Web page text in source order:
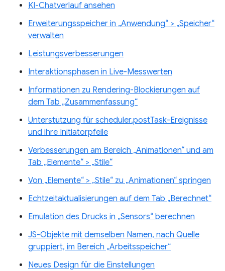
KI-Chatverlauf ansehen
Erweiterungsspeicher in „Anwendung“ > „Speicher“
verwalten
Leistungsverbesserungen
Interaktionsphasen in Live-Messwerten
Informationen zu Rendering-Blockierungen auf
dem Tab „Zusammenfassung“
Unterstützung für scheduler.postTask-Ereignisse
und ihre Initiatorpfeile
Verbesserungen am Bereich „Animationen“ und am
Tab „Elemente“ > „Stile“
Von „Elemente“ > „Stile“ zu „Animationen“ springen
Echtzeitaktualisierungen auf dem Tab „Berechnet“
Emulation des Drucks in „Sensors“ berechnen
JS-Objekte mit demselben Namen, nach Quelle
gruppiert, im Bereich „Arbeitsspeicher“
Neues Design für die Einstellungen